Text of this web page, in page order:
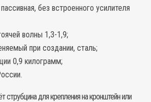
без встроенного усилителя
волны 1,3-1,9;
при создании, сталь;
0,9 килограмм;
струбцина для крепления на кронштейн или